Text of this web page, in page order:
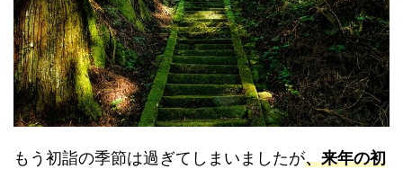
もう初詣の季節は過ぎてしまいましたが、来年の初